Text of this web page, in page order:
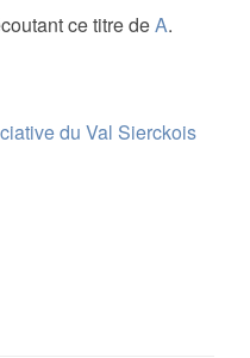
ce titre deA.
du Val Sierckois